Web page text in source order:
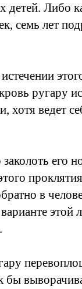
детей. Либо
семь лет
ругару
хотя ведет
его
в
бы